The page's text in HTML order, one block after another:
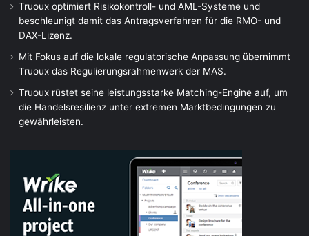
Truoux optimiert Risikokontroll- und AML-Systeme und
beschleunigt damit das Antragsverfahren für die RMO- und
DAX-Lizenz.
Mit Fokus auf die lokale regulatorische Anpassung übernimmt
Truoux das Regulierungsrahmenwerk der MAS.
Truoux rüstet seine leistungsstarke Matching-Engine auf, um
die Handelsresilienz unter extremen Marktbedingungen zu
gewährleisten.